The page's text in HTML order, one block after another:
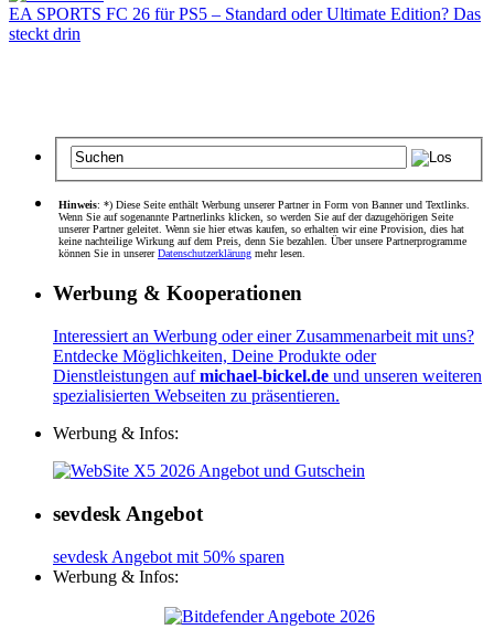
EA SPORTS FC 26 für PS5 – Standard oder Ultimate Edition? Das
steckt drin
Hinweis: *) Diese Seite enthält Werbung unserer Partner in Form von Banner und Textlinks.
Wenn Sie auf sogenannte Partnerlinks klicken, so werden Sie auf der dazugehörigen Seite
unserer Partner geleitet. Wenn sie hier etwas kaufen, so erhalten wir eine Provision, dies hat
keine nachteilige Wirkung auf dem Preis, denn Sie bezahlen. Über unsere Partnerprogramme
können Sie in unsererDatenschutzerklärung mehr lesen.
Werbung & Kooperationen
Interessiert an Werbung oder einer Zusammenarbeit mit uns?
Entdecke Möglichkeiten, Deine Produkte oder
Dienstleistungen aufmichael-bickel.de und unseren weiteren
spezialisierten Webseiten zu präsentieren.
Werbung & Infos:
sevdesk Angebot
sevdesk Angebot mit 50% sparen
Werbung & Infos: